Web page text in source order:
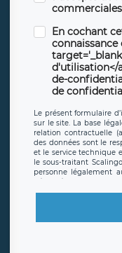
En cochant
connaissance
d'utilisation</
de-
de
Le présent formulaire
sur le site. La base
relation contractuelle
des données sont le
et le service technique
le sous-traitant
personne légalement
offrant desclauses
en sollicite la
demander la